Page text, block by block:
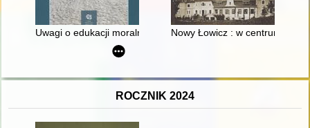
Uwagi o edukacji moralnej synów szlacheckich w XVI-
Nowy Łowicz : w centrum
ROCZNIK 2024